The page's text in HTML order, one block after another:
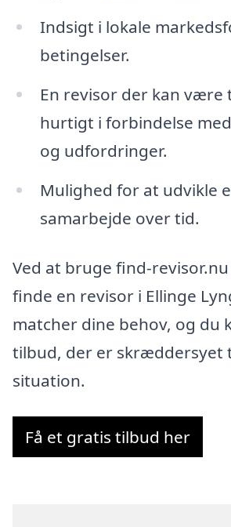
Indsigt i lokale
betingelser.
En revisor der kan
hurtigt i forbindelse
og udfordringer.
Mulighed for at udvikle
samarbejde over tid.
Ved at bruge find-
finde en revisor i Ellinge
matcher dine behov, og du
tilbud, der er skræddersyet
situation.
Få et gratis tilbud her